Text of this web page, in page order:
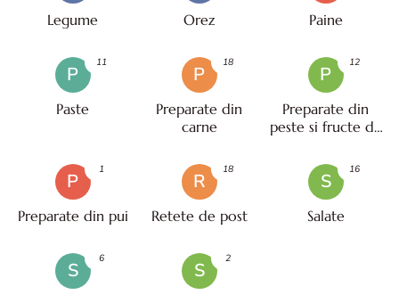
Legume Orez Paine
P
Paste
11
P
Preparate din
carne
18
P
Preparate din
peste si fructe de
12
P
Preparate din pui
1
R
Retete de post
18
S
Salate
16
S
6
S
2